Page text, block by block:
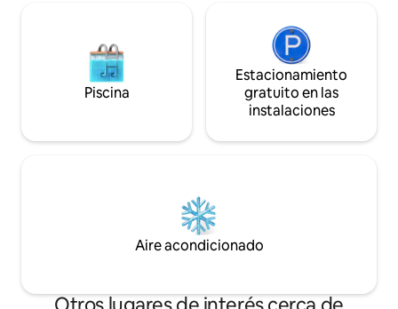
Piscina
Estacionamiento
gratuito en las
instalaciones
Aire acondicionado